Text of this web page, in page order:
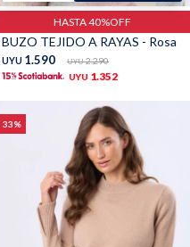
HASTA 40%OFF
BUZO TEJIDO A RAYAS - Rosa
UYU 1.590 UYU 2.290
UYU 1.352
33
Calzado
Accesorios